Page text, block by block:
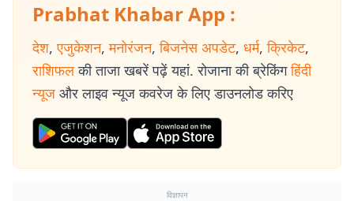
Prabhat Khabar App :
देश, एजुकेशन, मनोरंजन, बिजनेस अपडेट, धर्म, क्रिकेट,
राशिफल की ताजा खबरें पढ़ें यहां. रोजाना की ब्रेकिंग हिंदी
न्यूज और लाइव न्यूज कवरेज के लिए डाउनलोड करिए
विज्ञापन